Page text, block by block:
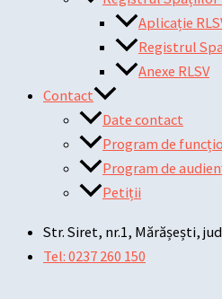
Aplicație
Registrul
Anexe RLSV
Contact
Date contact
Program de
Program de
Petiții
Str. Siret, nr.1, Mărășești,
Tel: 0237 260 150